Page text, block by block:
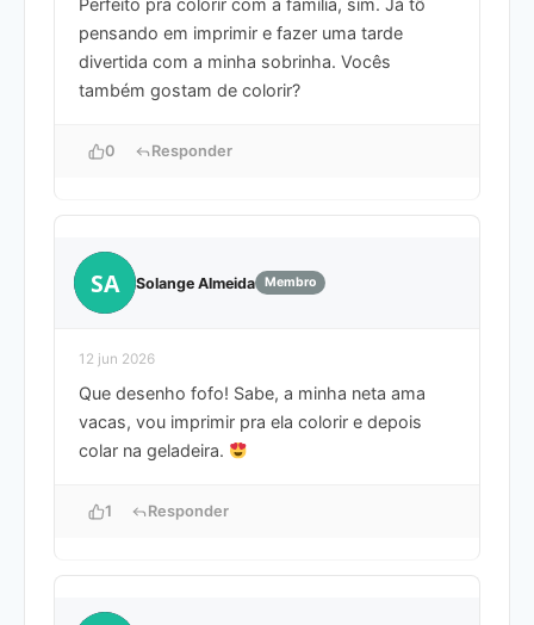
Perfeito pra colorir com a família, sim. Já tô
pensando em imprimir e fazer uma tarde
divertida com a minha sobrinha. Vocês
também gostam de colorir?
0 Responder
SA Solange Almeida Membro
12 jun 2026
Que desenho fofo! Sabe, a minha neta ama
vacas, vou imprimir pra ela colorir e depois
colar na geladeira.
1 Responder